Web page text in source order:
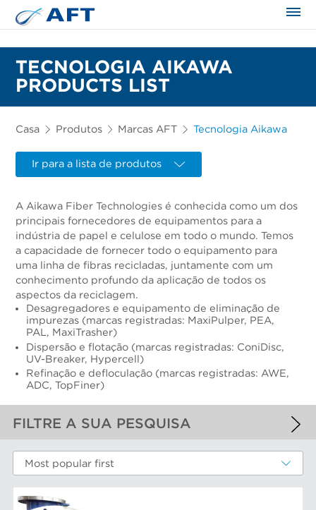
TECNOLOGIA AIKAWA
PRODUCTS LIST
Casa Produtos Marcas AFT Tecnologia Aikawa
Ir para a lista de produtos
A Aikawa Fiber Technologies é conhecida como um dos
principais fornecedores de equipamentos para a
indústria de papel e celulose em todo o mundo. Temos
a capacidade de fornecer todo o equipamento para
uma linha de fibras recicladas, juntamente com um
conhecimento profundo da aplicação de todos os
aspectos da reciclagem.
Desagregadores e equipamento de eliminação de
impurezas (marcas registradas: MaxiPulper, PEA,
PAL, MaxiTrasher)
Dispersão e flotação (marcas registradas: ConiDisc,
UV-Breaker, Hypercell)
Refinação e defloculação (marcas registradas: AWE,
ADC, TopFiner)
FILTRE A SUA PESQUISA
FILTROS APLICADOS
Tecnologia Aikawa
Most popular first